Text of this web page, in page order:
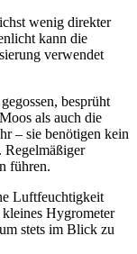
wenig direkter
kann die
verwendet
besprüht
als auch die
– sie benötigen kein
Regelmäßiger
führen.
Luftfeuchtigkeit
Hygrometer
stets im Blick zu